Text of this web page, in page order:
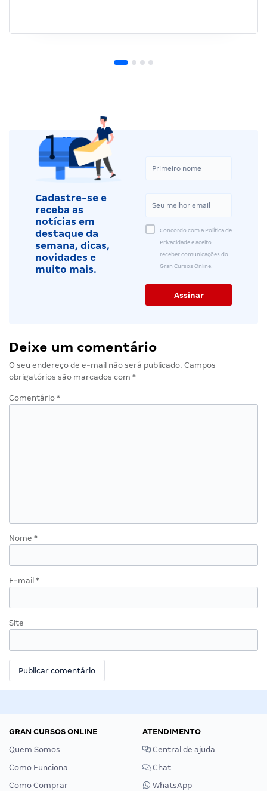
Cadastre-se e
receba as
notícias em
destaque da
semana, dicas,
novidades e
muito mais.
Concordo com a Política de
Privacidade e aceito
receber comunicações do
Gran Cursos Online.
Deixe um comentário
O seu endereço de e-mail não será publicado. Campos
obrigatórios são marcados com *
Comentário *
Nome *
E-mail *
Site
GRAN CURSOS ONLINE
Quem Somos
Como Funciona
Como Comprar
ATENDIMENTO
Central de ajuda
Chat
WhatsApp